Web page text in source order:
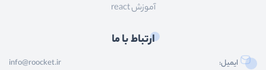
آموزش react
ارتباط با ما
ایمیل: info@roocket.ir